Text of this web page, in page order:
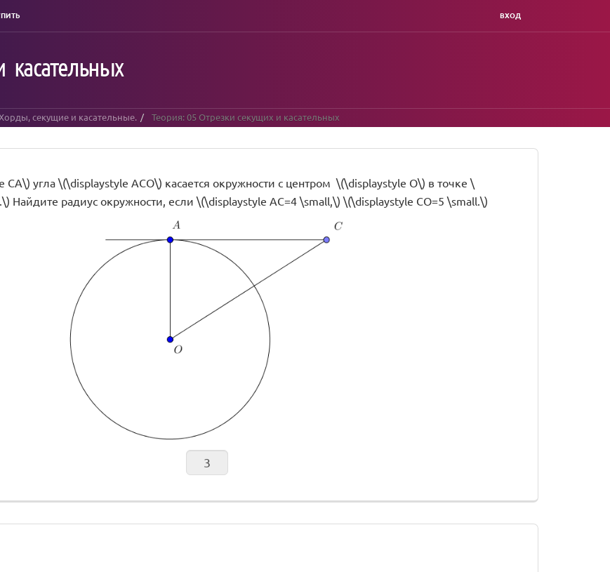
ВХОД
секущие и касательные. Теория: 05 Отрезки секущих и касательных
CA\) угла \(\displaystyle ACO\) касается окружности с центром \(\displaystyle O\) в точке \
Найдите радиус окружности, если \(\displaystyle AC=4 \small,\) \(\displaystyle CO=5 \small.\)